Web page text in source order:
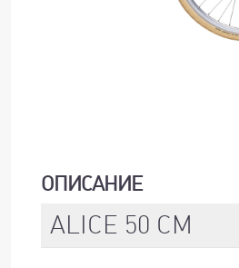
ОПИСАНИЕ
ALICE 50 CM